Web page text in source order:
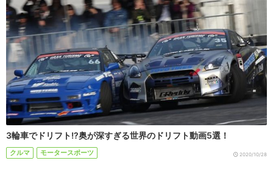
3輪車でドリフト!?奥が深すぎる世界のドリフト動画5選！
クルマ モータースポーツ 2020/10/28